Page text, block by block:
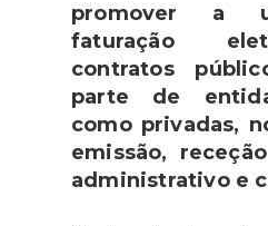
promover a
faturação
contratos
parte de
como privadas,
emissão,
administrativo e